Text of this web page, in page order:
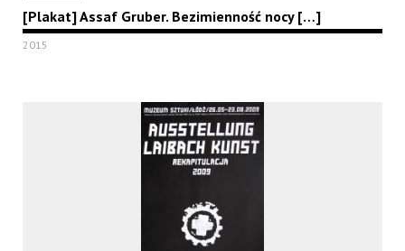
[Plakat] Assaf Gruber. Bezimienność nocy […]
2015